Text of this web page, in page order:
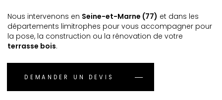
Nous intervenons en Seine-et-Marne (77) et dans les
départements limitrophes pour vous accompagner pour
la pose, la construction ou la rénovation de votre
terrasse bois.
DEMANDER UN DEVIS